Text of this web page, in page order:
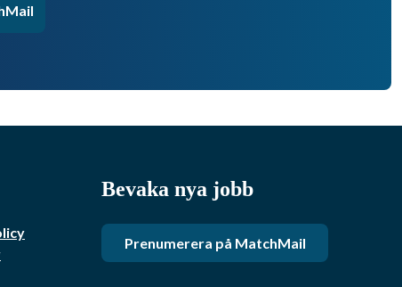
Bevaka nya jobb
Prenumerera på MatchMail